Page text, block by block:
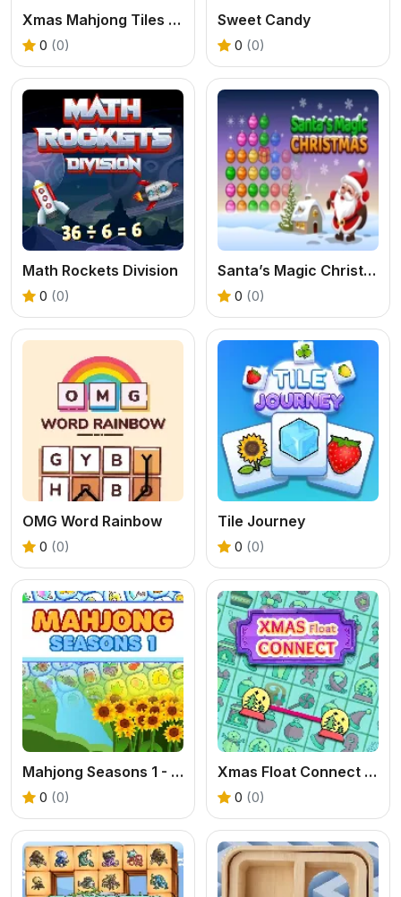
Xmas Mahjong Tiles 2023
0 (0)
Sweet Candy
0 (0)
Math Rockets Division
0 (0)
Santa’s Magic Christmas
0 (0)
OMG Word Rainbow
0 (0)
Tile Journey
0 (0)
Mahjong Seasons 1 - Spring and Summer
0 (0)
Xmas Float Connect 2023
0 (0)